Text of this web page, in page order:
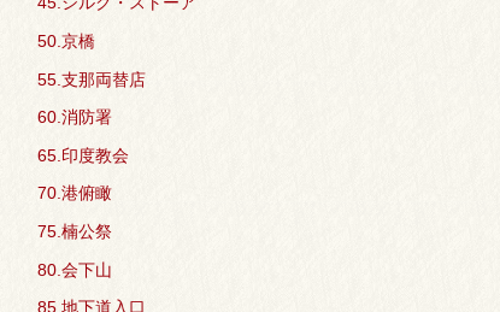
50.京橋
55.支那両替店
60.消防署
65.印度教会
70.港俯瞰
75.楠公祭
80.会下山
85.地下道入口